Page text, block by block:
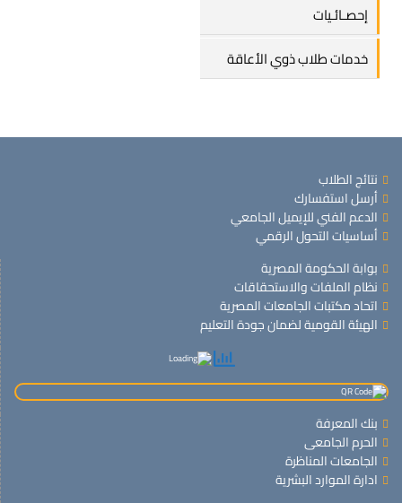
إحصـائـيات
خدمات طلاب ذوي الأعاقة
نتائج الطلاب
أرسل استفسارك
الدعم الفني للإيميل الجامعي
أساسيات التحول الرقمي
بوابة الحكومة المصرية
نظام الملفات والاستحقاقات
اتحاد مكتبات الجامعات المصرية
الهيئة القومية لضمان جودة التعليم
بنك المعرفة
الحرم الجامعى
الجامعات المناظرة
ادارة الموارد البشرية